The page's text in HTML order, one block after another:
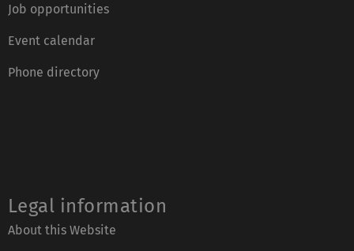
Job opportunities
Event calendar
Phone directory
Legal information
About this Website